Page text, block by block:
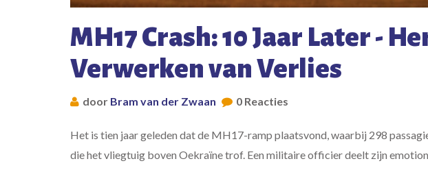
MH17 Crash: 10 Jaar Later -
Verwerken van Verlies
door Bram van der Zwaan 0 Reacties
Het is tien jaar geleden dat de MH17-ramp plaatsvond, waarbij 298
die het vliegtuig boven Oekraïne trof. Een militaire officier deelt zijn